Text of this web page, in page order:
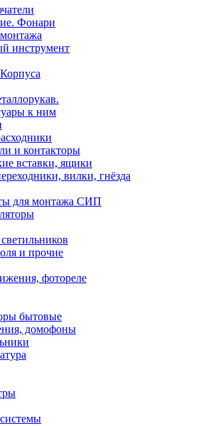
Фонари
инструмент
к ним
и контакторы
вставки, ящики
вилки, гнёзда
для монтажа СИП
и прочие
фотореле
бытовые
домофоны